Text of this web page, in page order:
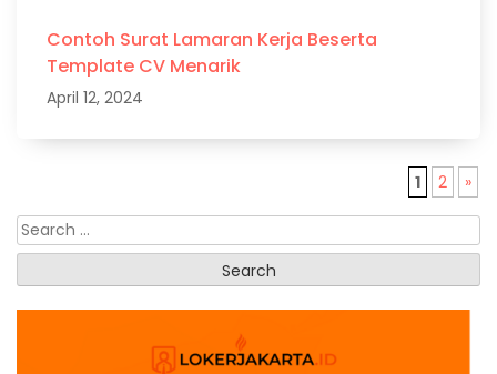
Contoh Surat Lamaran Kerja Beserta
Template CV Menarik
April 12, 2024
1 2
»
Search
for: